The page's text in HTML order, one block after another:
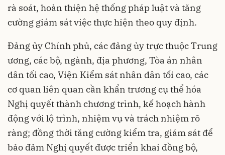
rà soát, hoàn thiện hệ thống pháp luật và tăng
cường giám sát việc thực hiện theo quy định.
Đảng ủy Chính phủ, các đảng ủy trực thuộc Trung
ương, các bộ, ngành, địa phương, Tòa án nhân
dân tối cao, Viện Kiểm sát nhân dân tối cao, các
cơ quan liên quan cần khẩn trương cụ thể hóa
Nghị quyết thành chương trình, kế hoạch hành
động với lộ trình, nhiệm vụ và trách nhiệm rõ
ràng; đồng thời tăng cường kiểm tra, giám sát để
bảo đảm Nghị quyết được triển khai đồng bộ,